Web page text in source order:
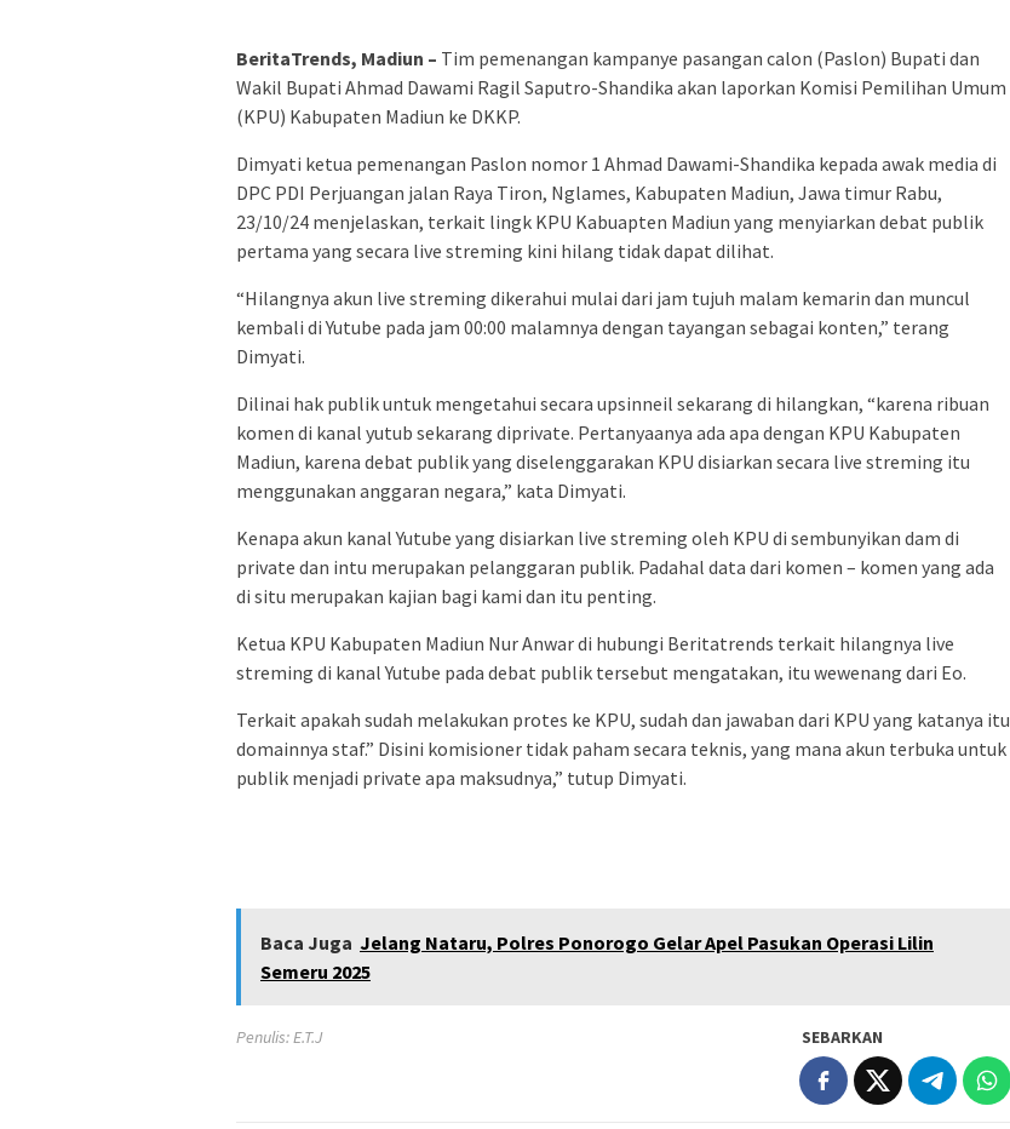
BeritaTrends, Madiun – Tim pemenangan kampanye pasangan calon (Paslon) Bupati dan
Wakil Bupati Ahmad Dawami Ragil Saputro-Shandika akan laporkan Komisi Pemilihan Umum
(KPU) Kabupaten Madiun ke DKKP.
Dimyati ketua pemenangan Paslon nomor 1 Ahmad Dawami-Shandika kepada awak media di
DPC PDI Perjuangan jalan Raya Tiron, Nglames, Kabupaten Madiun, Jawa timur Rabu,
23/10/24 menjelaskan, terkait lingk KPU Kabuapten Madiun yang menyiarkan debat publik
pertama yang secara live streming kini hilang tidak dapat dilihat.
“Hilangnya akun live streming dikerahui mulai dari jam tujuh malam kemarin dan muncul
kembali di Yutube pada jam 00:00 malamnya dengan tayangan sebagai konten,” terang
Dimyati.
Dilinai hak publik untuk mengetahui secara upsinneil sekarang di hilangkan, “karena ribuan
komen di kanal yutub sekarang diprivate. Pertanyaanya ada apa dengan KPU Kabupaten
Madiun, karena debat publik yang diselenggarakan KPU disiarkan secara live streming itu
menggunakan anggaran negara,” kata Dimyati.
Kenapa akun kanal Yutube yang disiarkan live streming oleh KPU di sembunyikan dam di
private dan intu merupakan pelanggaran publik. Padahal data dari komen – komen yang ada
di situ merupakan kajian bagi kami dan itu penting.
Ketua KPU Kabupaten Madiun Nur Anwar di hubungi Beritatrends terkait hilangnya live
streming di kanal Yutube pada debat publik tersebut mengatakan, itu wewenang dari Eo.
Terkait apakah sudah melakukan protes ke KPU, sudah dan jawaban dari KPU yang katanya itu
domainnya staf.” Disini komisioner tidak paham secara teknis, yang mana akun terbuka untuk
publik menjadi private apa maksudnya,” tutup Dimyati.
Baca Juga Jelang Nataru, Polres Ponorogo Gelar Apel Pasukan Operasi Lilin
Semeru 2025
Penulis: E.T.J SEBARKAN